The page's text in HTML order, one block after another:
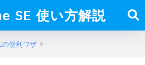
SE 使い方解説
の便利ワザ